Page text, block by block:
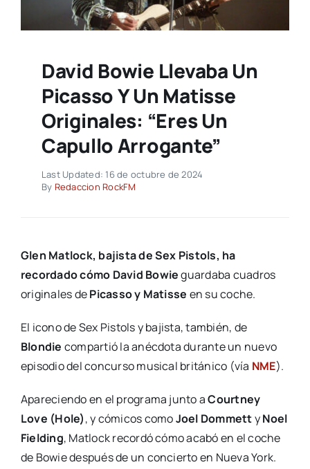
David Bowie Llevaba Un
Picasso Y Un Matisse
Originales: “Eres Un
Capullo Arrogante”
Last Updated: 16 de octubre de 2024
By Redaccion RockFM
Glen Matlock, bajista de Sex Pistols, ha
recordado cómo David Bowieguardaba cuadros
originales dePicasso y Matisse en su coche.
El icono de Sex Pistols y bajista, también, de
Blondie compartió la anécdota durante un nuevo
episodio del concurso musical británico (vía NME).
Apareciendo en el programa junto aCourtney
Love (Hole), y cómicos comoJoel DommettyNoel
Fielding, Matlock recordó cómo acabó en el coche
de Bowie después de un concierto en Nueva York.